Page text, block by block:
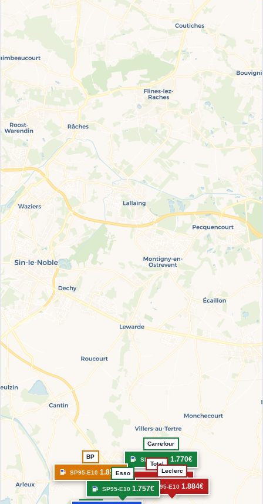
Esso
SP95-E101.757€
Carrefour
SP95-E101.770€
BP
SP95-E101.854€ Leclerc
SP95-E101.884€
Total
SP95-E101.939€